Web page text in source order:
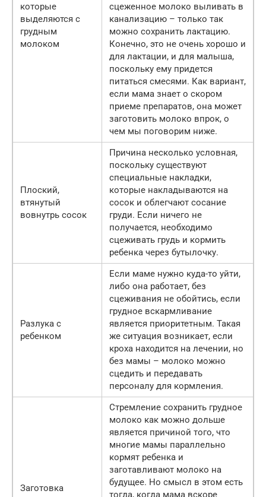
которые
выделяются с
грудным
молоком
сцеженное молоко выливать в
канализацию – только так
можно сохранить лактацию.
Конечно, это не очень хорошо и
для лактации, и для малыша,
поскольку ему придется
питаться смесями. Как вариант,
если мама знает о скором
приеме препаратов, она может
заготовить молоко впрок, о
чем мы поговорим ниже.
Плоский,
втянутый
вовнутрь сосок
Причина несколько условная,
поскольку существуют
специальные накладки,
которые накладываются на
сосок и облегчают сосание
груди. Если ничего не
получается, необходимо
сцеживать грудь и кормить
ребенка через бутылочку.
Разлука с
ребенком
Если маме нужно куда-то уйти,
либо она работает, без
сцеживания не обойтись, если
грудное вскармливание
является приоритетным. Такая
же ситуация возникает, если
кроха находится на лечении, но
без мамы – молоко можно
сцедить и передавать
персоналу для кормления.
Заготовка
Стремление сохранить грудное
молоко как можно дольше
является причиной того, что
многие мамы параллельно
кормят ребенка и
заготавливают молоко на
будущее. Но смысл в этом есть
тогда, когда мама вскоре